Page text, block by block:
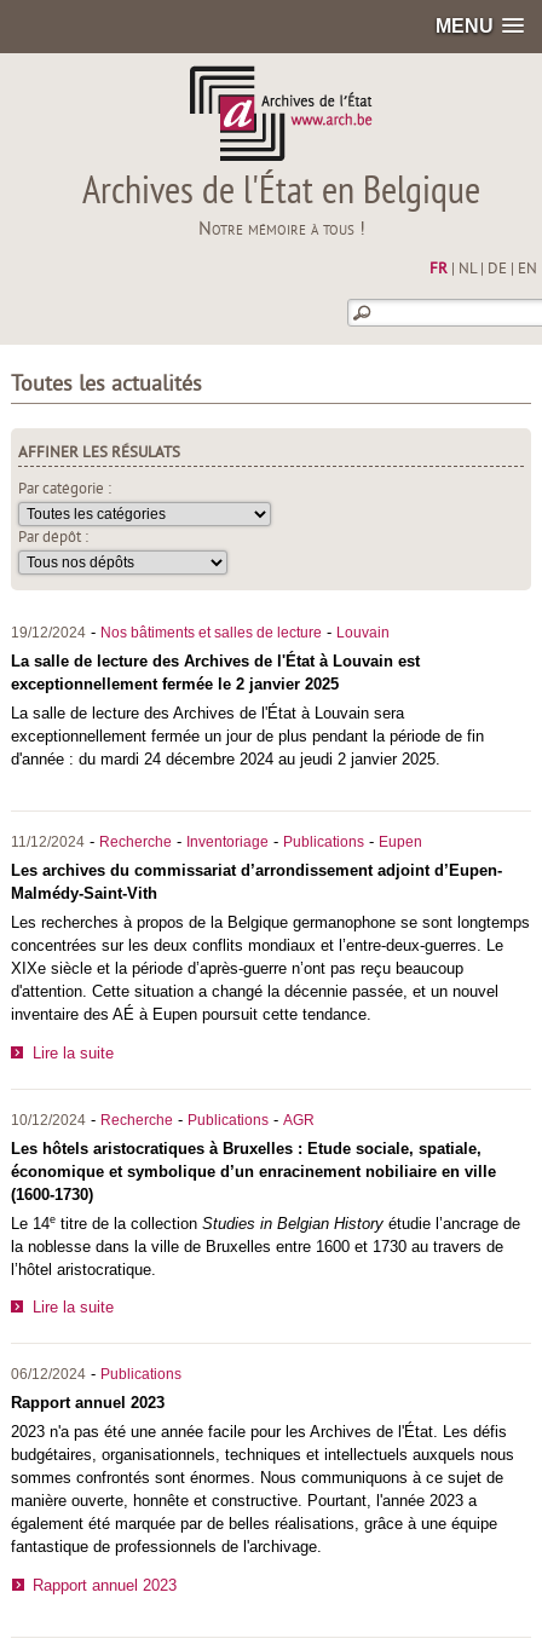
MENU
Archives de l'État en Belgique
Notre mémoire à tous !
FR| NL| DE EN
Toutes les actualités
AFFINER LES RÉSULATS
Par catégorie :
Par dépôt :
19/12/2024- Nos bâtiments et salles de lecture - Louvain
La salle de lecture des Archives de l'État à Louvain est
exceptionnellement fermée le 2 janvier 2025
La salle de lecture des Archives de l'État à Louvain sera
exceptionnellement fermée un jour de plus pendant la période de fin
d'année : du mardi 24 décembre 2024 au jeudi 2 janvier 2025.
11/12/2024- Recherche - Inventoriage - Publications- Eupen
Les archives du commissariat d’arrondissement adjoint d’Eupen-
Malmédy-Saint-Vith
Les recherches à propos de la Belgique germanophone se sont longtemps
concentrées sur les deux conflits mondiaux et l’entre-deux-guerres. Le
XIXe siècle et la période d’après-guerre n’ont pas reçu beaucoup
d'attention. Cette situation a changé la décennie passée, et un nouvel
inventaire des AÉ à Eupen poursuit cette tendance.
Lire la suite
10/12/2024- Recherche - Publications- AGR
Les hôtels aristocratiques à Bruxelles : Etude sociale, spatiale,
économique et symbolique d’un enracinement nobiliaire en ville
(1600-1730)
Le 14etitre de la collection Studies in Belgian Historyétudie l’ancrage de
la noblesse dans la ville de Bruxelles entre 1600 et 1730 au travers de
l’hôtel aristocratique.
Lire la suite
06/12/2024- Publications
Rapport annuel 2023
2023 n'a pas été une année facile pour les Archives de l'État. Les défis
budgétaires, organisationnels, techniques et intellectuels auxquels nous
sommes confrontés sont énormes. Nous communiquons à ce sujet de
manière ouverte, honnête et constructive. Pourtant, l'année 2023 a
également été marquée par de belles réalisations, grâce à une équipe
fantastique de professionnels de l'archivage.
Rapport annuel 2023